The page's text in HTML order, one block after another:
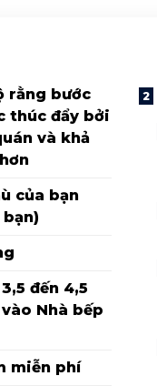
rằng bước
thúc đẩy bởi
và khả
của bạn
đến 4,5
Nhà bếp
miễn phí